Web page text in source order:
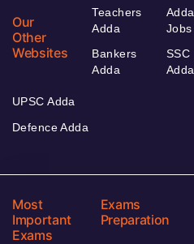
Our
Other
Websites
Teachers
Adda
Bankers
Adda
Adda
Jobs
SSC
Adda
UPSC Adda
Defence Adda
Most
Important
Exams
Exams
Preparation